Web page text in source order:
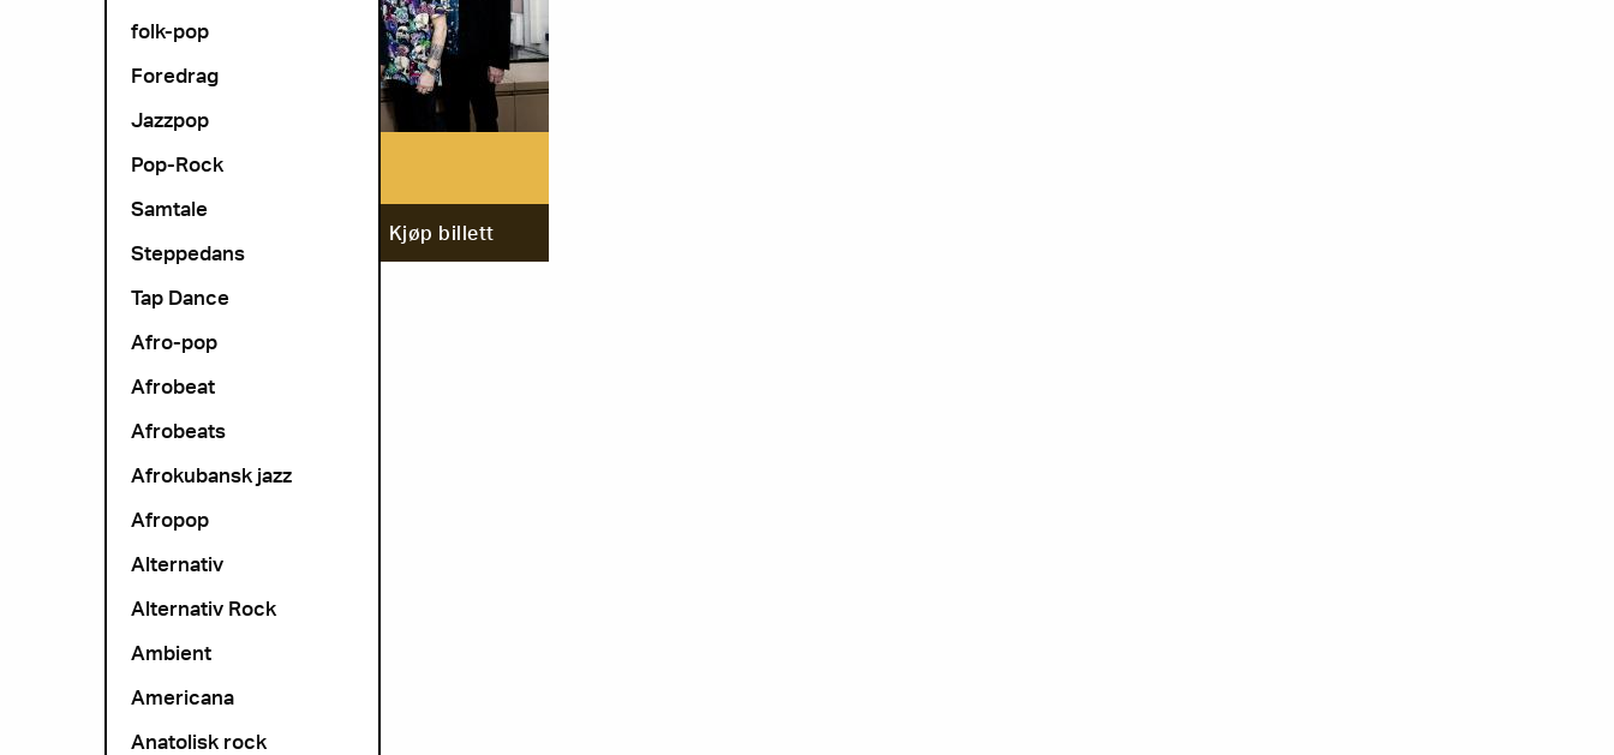
folk-pop
Foredrag
Jazzpop
Pop-Rock
Samtale
Steppedans
Tap Dance
Afro-pop
Afrobeat
Afrobeats
Afrokubansk jazz
Afropop
Alternativ
Alternativ Rock
Ambient
Americana
Anatolisk rock
Kjøp billett